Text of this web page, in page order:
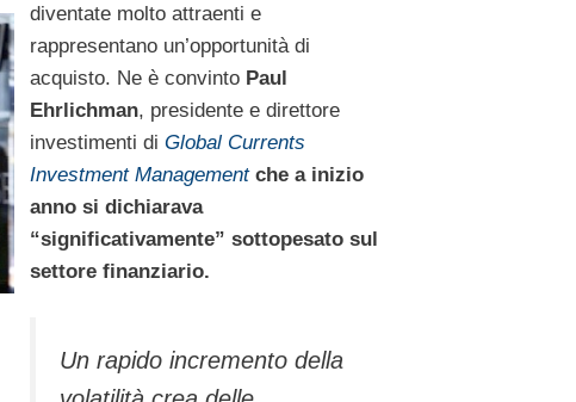
diventate molto attraenti e
rappresentano un’opportunità di
acquisto. Ne è convintoPaul
Ehrlichman, presidente e direttore
investimenti di Global Currents
Investment Managementche a inizio
anno si dichiarava
“significativamente” sottopesato sul
settore finanziario.
Un rapido incremento della